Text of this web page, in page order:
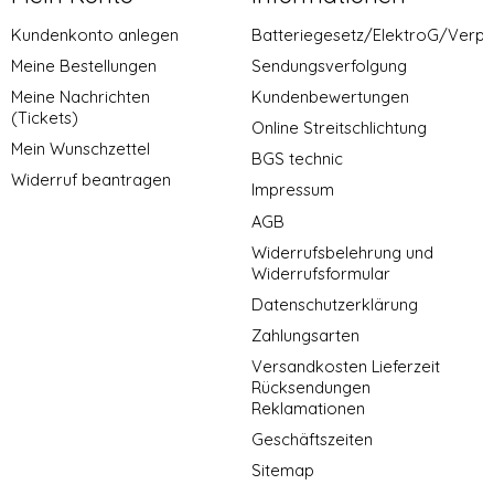
Kundenkonto anlegen
Meine Bestellungen
Meine Nachrichten
(Tickets)
Mein Wunschzettel
Widerruf beantragen
Batteriegesetz/ElektroG/
Sendungsverfolgung
Kundenbewertungen
Online Streitschlichtung
BGS technic
Impressum
AGB
Widerrufsbelehrung und
Widerrufsformular
Datenschutzerklärung
Zahlungsarten
Versandkosten Lieferzeit
Rücksendungen
Reklamationen
Geschäftszeiten
Sitemap